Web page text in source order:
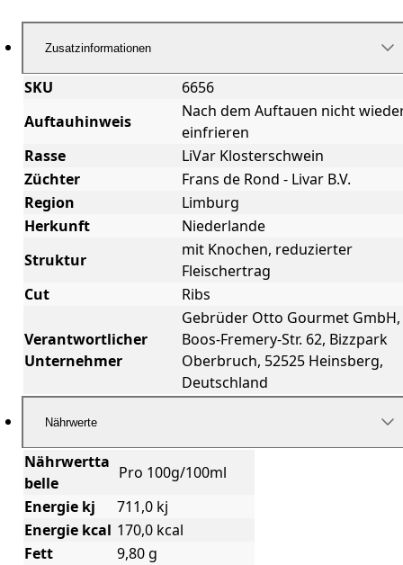
Zusatzinformationen
SKU
6656
Auftauhinweis
Nach dem Auftauen nicht
einfrieren
Rasse
LiVar Klosterschwein
Züchter
Frans de Rond - Livar B.V.
Region
Limburg
Herkunft
Niederlande
Struktur
mit Knochen, reduzierter
Fleischertrag
Cut
Ribs
Verantwortlicher
Unternehmer
Gebrüder Otto Gourmet GmbH,
Boos-Fremery-Str. 62, Bizzpark
Oberbruch, 52525 Heinsberg,
Deutschland
Nährwerte
Nährwertta
belle
Pro 100g/100ml
Energie kj
711,0 kj
Energie kcal 170,0 kcal
Fett
9,80 g